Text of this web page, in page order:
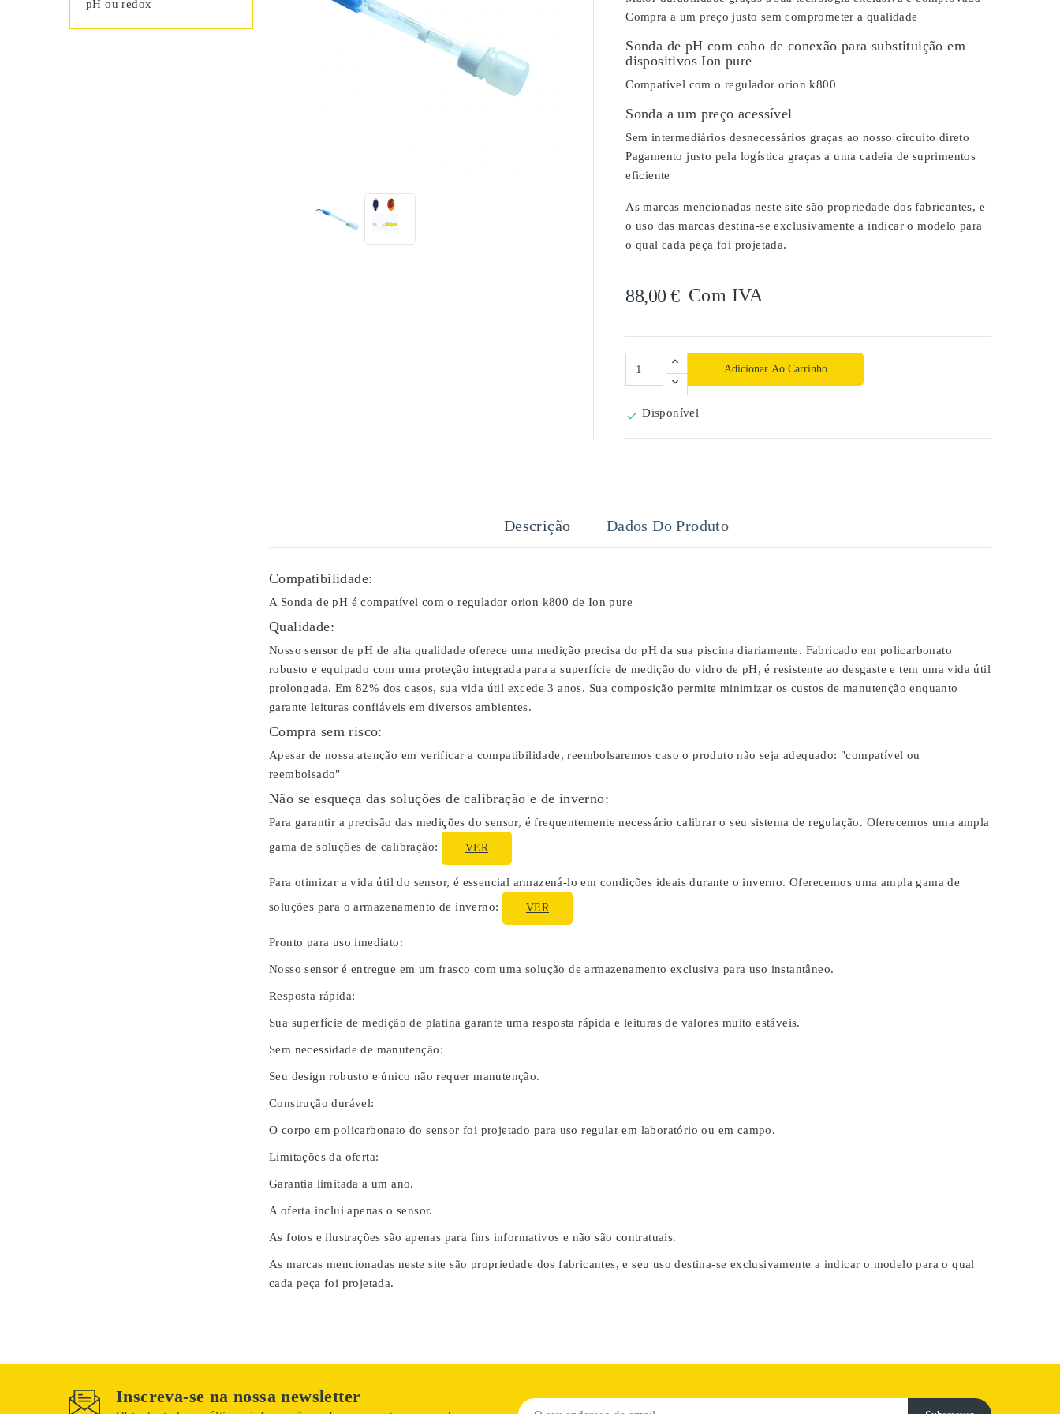
pH ou redox
Compra a um preço justo sem comprometer a qualidade
Sonda de pH com cabo de conexão para substituição em
dispositivos Ion pure
Compatível com o regulador orion k800
Sonda a um preço acessível
Sem intermediários desnecessários graças ao nosso circuito direto
Pagamento justo pela logística graças a uma cadeia de suprimentos
eficiente
As marcas mencionadas neste site são propriedade dos fabricantes, e
o uso das marcas destina-se exclusivamente a indicar o modelo para
o qual cada peça foi projetada.
88,00 € Com IVA
Adicionar Ao Carrinho
 Disponível
Descrição Dados Do Produto
Compatibilidade:
A Sonda de pH é compatível com o regulador orion k800 de Ion pure
Qualidade:
Nosso sensor de pH de alta qualidade oferece uma medição precisa do pH da sua piscina diariamente. Fabricado em policarbonato
robusto e equipado com uma proteção integrada para a superfície de medição do vidro de pH, é resistente ao desgaste e tem uma vida útil
prolongada. Em 82% dos casos, sua vida útil excede 3 anos. Sua composição permite minimizar os custos de manutenção enquanto
garante leituras confiáveis em diversos ambientes.
Compra sem risco:
Apesar de nossa atenção em verificar a compatibilidade, reembolsaremos caso o produto não seja adequado: "compatível ou
reembolsado"
Não se esqueça das soluções de calibração e de inverno:
Para garantir a precisão das medições do sensor, é frequentemente necessário calibrar o seu sistema de regulação. Oferecemos uma ampla
gama de soluções de calibração:
VER
Para otimizar a vida útil do sensor, é essencial armazená-lo em condições ideais durante o inverno. Oferecemos uma ampla gama de
soluções para o armazenamento de inverno:
VER
Pronto para uso imediato:
Nosso sensor é entregue em um frasco com uma solução de armazenamento exclusiva para uso instantâneo.
Resposta rápida:
Sua superfície de medição de platina garante uma resposta rápida e leituras de valores muito estáveis.
Sem necessidade de manutenção:
Seu design robusto e único não requer manutenção.
Construção durável:
O corpo em policarbonato do sensor foi projetado para uso regular em laboratório ou em campo.
Limitações da oferta:
Garantia limitada a um ano.
A oferta inclui apenas o sensor.
As fotos e ilustrações são apenas para fins informativos e não são contratuais.
As marcas mencionadas neste site são propriedade dos fabricantes, e seu uso destina-se exclusivamente a indicar o modelo para o qual
cada peça foi projetada.
Inscreva-se na nossa newsletter